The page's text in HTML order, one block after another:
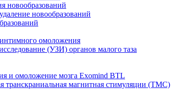
новообразований
новообразований
омоложения
(УЗИ) органов малого таза
и омоложение мозга Exomind BTL
транскраниальная магнитная стимуляции (ТМС)